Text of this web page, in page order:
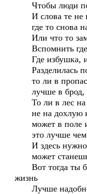
Чтобы люди
И слова те не
где то снова
Или что то
Вспомнить где
Где избушка, и
Разделилась
то ли в
лучше в брод,
То ли в лес на
не на дохлую
может в поле
это лучше чем
И здесь нужно
может станешь
Вот тогда ты
жизнь
Лучше надобно